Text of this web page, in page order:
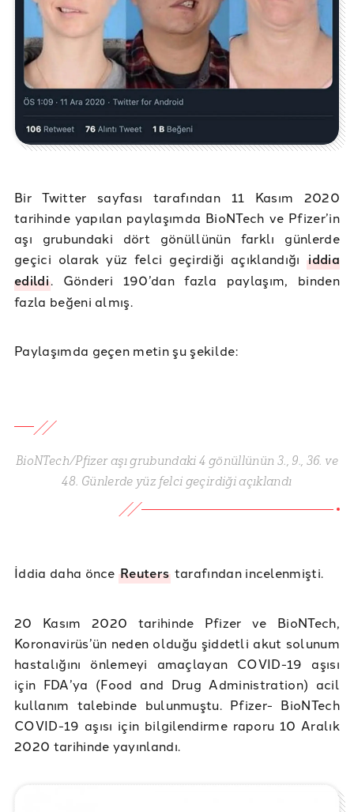
Bir Twitter sayfası tarafından 11 Kasım 2020
tarihinde yapılan paylaşımda BioNTech ve Pfizer’in
aşı grubundaki dört gönüllünün farklı günlerde
geçici olarak yüz felci geçirdiği açıklandığıiddia
edildi. Gönderi 190’dan fazla paylaşım, binden
fazla beğeni almış.
Paylaşımda geçen metin şu şekilde:
BioNTech/Pfizer aşı grubundaki 4 gönüllünün 3., 9., 36. ve
48. Günlerde yüz felci geçirdiği açıklandı
İddia daha önceReuters tarafından incelenmişti.
20 Kasım 2020 tarihinde Pfizer ve BioNTech,
Koronavirüs’ün neden olduğu şiddetli akut solunum
hastalığını önlemeyi amaçlayan COVID-19 aşısı
için FDA’ya (Food and Drug Administration) acil
kullanım talebinde bulunmuştu. Pfizer- BioNTech
COVID-19 aşısı için bilgilendirme raporu 10 Aralık
2020 tarihinde yayınlandı.